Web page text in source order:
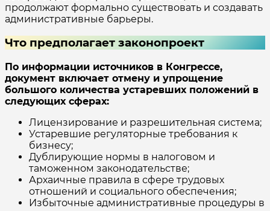
продолжают формально существовать и создавать
административные барьеры.
Что предполагает законопроект
По информации источников в Конгрессе,
документ включает отмену и упрощение
большого количества устаревших положений в
следующих сферах:
Лицензирование и разрешительная система;
Устаревшие регуляторные требования к
бизнесу;
Дублирующие нормы в налоговом и
таможенном законодательстве;
Архаичные правила в сфере трудовых
отношений и социального обеспечения;
Избыточные административные процедуры в